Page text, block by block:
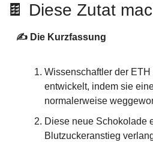
🍫 Diese Zutat
✍️ Die Kurzfassung
Wissenschaftler der
entwickelt, indem sie
normalerweise
Diese neue Schokolade
Blutzuckeranstieg